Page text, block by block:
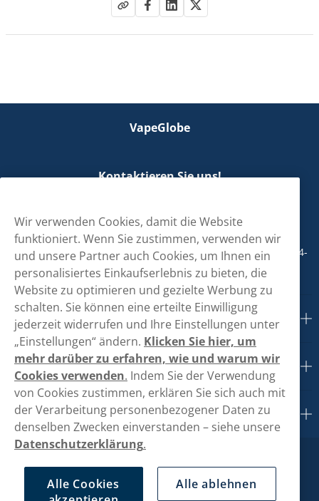
VapeGlobe
Kontaktieren Sie uns!
+498001800890
Mo/Di/Fr: 09-17 Uhr (Pause 12-13) Mi/Do: 10-19 Uhr (Pause 14-
15)
Kundendienst
Links
Über uns
Wir verwenden Cookies, damit die Website
funktioniert. Wenn Sie zustimmen, verwenden wir
und unsere Partner auch Cookies, um Ihnen ein
personalisiertes Einkaufserlebnis zu bieten, die
Website zu optimieren und gezielte Werbung zu
schalten. Sie können eine erteilte Einwilligung
jederzeit widerrufen und Ihre Einstellungen unter
„Einstellungen“ ändern. Klicken Sie hier, um
mehr darüber zu erfahren, wie und warum wir
Cookies verwenden. Indem Sie der Verwendung
von Cookies zustimmen, erklären Sie sich auch mit
der Verarbeitung personenbezogener Daten zu
denselben Zwecken einverstanden – siehe unsere
Datenschutzerklärung.
Alle Cookies
Alle ablehnen